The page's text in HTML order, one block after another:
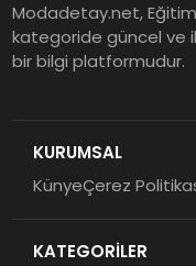
Modadetay.net,
kategoride güncel ve
bir bilgi platformudur.
KURUMSAL
KünyeÇerez
KATEGORİLER